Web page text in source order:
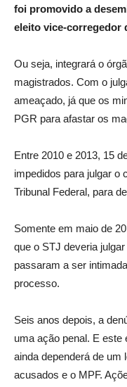
foi promovido a
eleito vice-corregedor
Ou seja, integrará o
magistrados. Com o
ameaçado, já que os
PGR para afastar os
Entre 2010 e 2013, 15
impedidos para julgar o
Tribunal Federal, para
Somente em maio de
que o STJ deveria
passaram a ser
processo.
Seis anos depois, a
uma ação penal. E
ainda dependerá de um
acusados e o MPF.